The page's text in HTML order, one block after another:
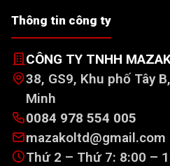
Thông tin công ty
CÔNG TY TNHH
38, GS9, Khu phố Tây
Minh
0084 978 554 005
mazakoltd@gmail.com
Thứ 2 – Thứ 7: 8:00 –